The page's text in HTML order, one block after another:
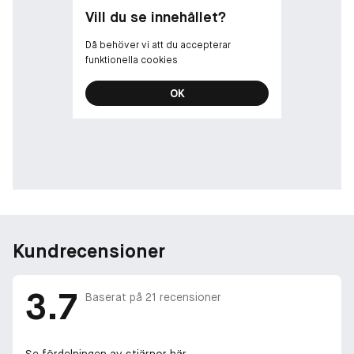
Vill du se innehållet?
Då behöver vi att du accepterar
funktionella cookies
OK
Kundrecensioner
3.7 Baserat på 21 recensioner